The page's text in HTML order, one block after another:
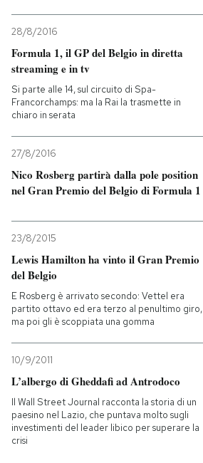
28/8/2016
Formula 1, il GP del Belgio in diretta
streaming e in tv
Si parte alle 14, sul circuito di Spa-
Francorchamps: ma la Rai la trasmette in
chiaro in serata
27/8/2016
Nico Rosberg partirà dalla pole position
nel Gran Premio del Belgio di Formula 1
23/8/2015
Lewis Hamilton ha vinto il Gran Premio
del Belgio
E Rosberg è arrivato secondo: Vettel era
partito ottavo ed era terzo al penultimo giro,
ma poi gli è scoppiata una gomma
10/9/2011
L’albergo di Gheddafi ad Antrodoco
Il Wall Street Journal racconta la storia di un
paesino nel Lazio, che puntava molto sugli
investimenti del leader libico per superare la
crisi